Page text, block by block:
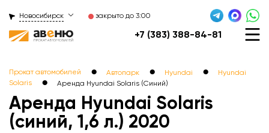
Новосибирск закрыто до 3:00
+7 (383) 388-84-81
Прокат автомобилей ● Автопарк ● Hyundai ●
Hyundai
Solaris
● Аренда Hyundai Solaris (Синий)
Аренда Hyundai Solaris
(синий, 1,6 л.) 2020